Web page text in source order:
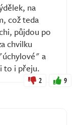
na
což teda
půjdou po
chvilku
a
to i přeju.
2 9